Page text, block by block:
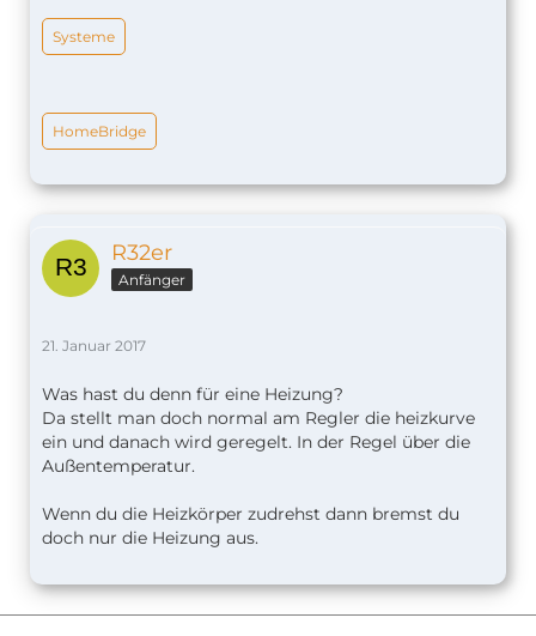
Systeme
HomeBridge
R32er
Anfänger
21. Januar 2017
Was hast du denn für eine Heizung?
Da stellt man doch normal am Regler die heizkurve
ein und danach wird geregelt. In der Regel über die
Außentemperatur.
Wenn du die Heizkörper zudrehst dann bremst du
doch nur die Heizung aus.